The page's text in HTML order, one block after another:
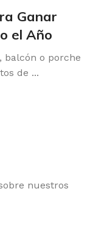
Ganar
el Año
balcón o porche
de ...
nuestros